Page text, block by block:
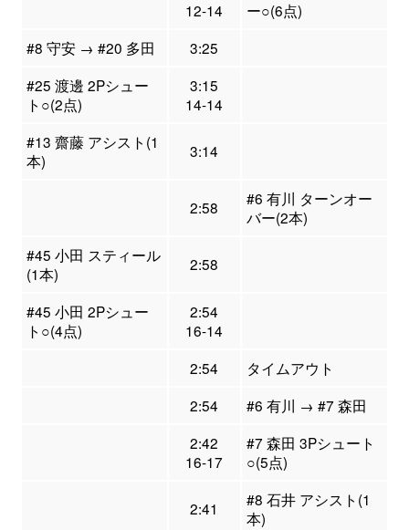
12-14
ー○(6点)
#8 守安 → #20 多田
3:25
#25 渡邊 2Pシュー
ト○(2点)
3:15
14-14
#13 齋藤 アシスト(1
本)
3:14
2:58
#6 有川 ターンオー
バー(2本)
#45 小田 スティール
(1本)
2:58
#45 小田 2Pシュー
ト○(4点)
2:54
16-14
2:54
タイムアウト
2:54
#6 有川 → #7 森田
2:42
16-17
#7 森田 3Pシュート
○(5点)
2:41
#8 石井 アシスト(1
本)